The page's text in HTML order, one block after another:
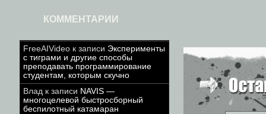
КОММЕНТАРИИ
FreeAIVideo к записи Эксперименты
с тиграми и другие способы
преподавать программирование
студентам, которым скучно
Влад к записи NAVIS —
многоцелевой быстросборный
беспилотный катамаран